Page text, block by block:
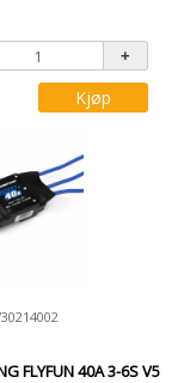
Kjøp
FLYFUN 40A 3-6S V5